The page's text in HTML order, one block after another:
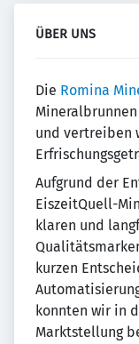
ÜBER UNS
Die Romina
und vertreiben
Aufgrund der
EiszeitQuell-
klaren und
kurzen
konnten wir in
Marktstellung